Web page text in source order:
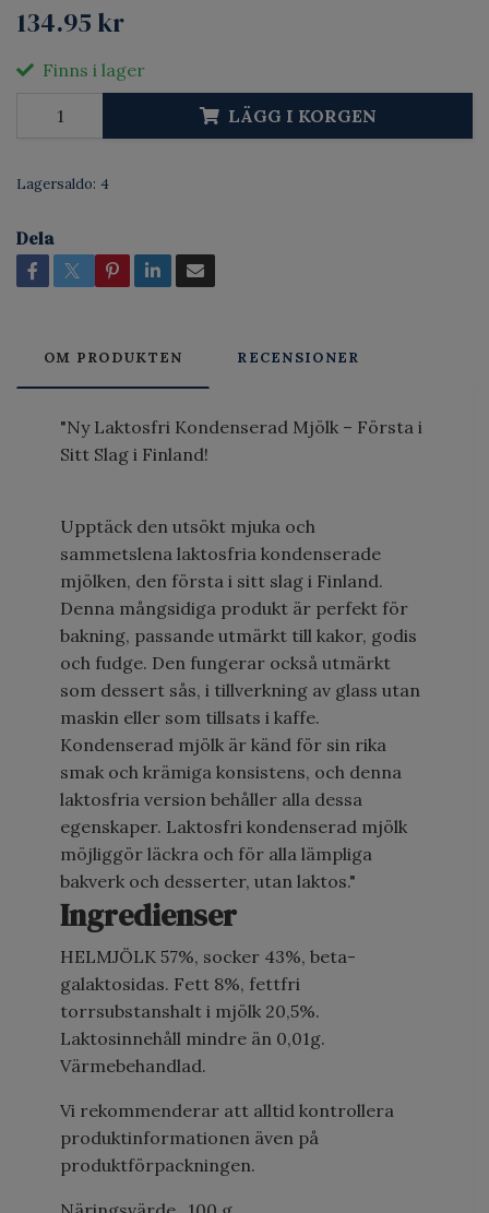
134.95 kr
Finns i lager
LÄGG I KORGEN
Lagersaldo: 4
Dela
OM PRODUKTEN RECENSIONER
"Ny Laktosfri Kondenserad Mjölk – Första i
Sitt Slag i Finland!
Upptäck den utsökt mjuka och
sammetslena laktosfria kondenserade
mjölken, den första i sitt slag i Finland.
Denna mångsidiga produkt är perfekt för
bakning, passande utmärkt till kakor, godis
och fudge. Den fungerar också utmärkt
som dessert sås, i tillverkning av glass utan
maskin eller som tillsats i kaffe.
Kondenserad mjölk är känd för sin rika
smak och krämiga konsistens, och denna
laktosfria version behåller alla dessa
egenskaper. Laktosfri kondenserad mjölk
möjliggör läckra och för alla lämpliga
bakverk och desserter, utan laktos."
Ingredienser
HELMJÖLK 57%, socker 43%, beta-
galaktosidas. Fett 8%, fettfri
torrsubstanshalt i mjölk 20,5%.
Laktosinnehåll mindre än 0,01g.
Värmebehandlad.
Vi rekommenderar att alltid kontrollera
produktinformationen även på
produktförpackningen.